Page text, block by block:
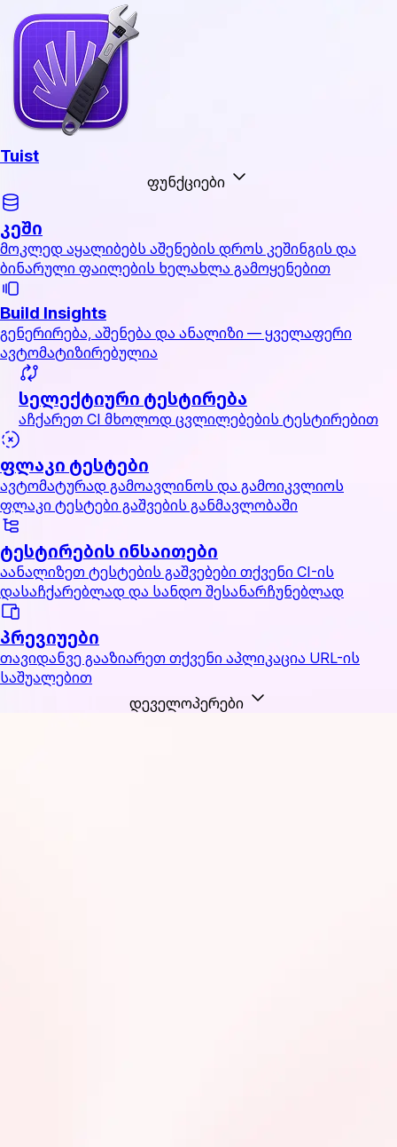
Tuist
ფუნქციები
კეში
მოკლედ აყალიბებს აშენების დროს კეშინგის და
ბინარული ფაილების ხელახლა გამოყენებით
Build Insights
გენერირება, აშენება და ანალიზი — ყველაფერი
ავტომატიზირებულია
სელექტიური ტესტირება
აჩქარეთ CI მხოლოდ ცვლილებების ტესტირებით
ფლაკი ტესტები
ავტომატურად გამოავლინოს და გამოიკვლიოს
ფლაკი ტესტები გაშვების განმავლობაში
ტესტირების ინსაითები
აანალიზეთ ტესტების გაშვებები თქვენი CI-ის
დასაჩქარებლად და სანდო შესანარჩუნებლად
პრევიუები
თავიდანვე გააზიარეთ თქვენი აპლიკაცია URL-ის
საშუალებით
დეველოპერები